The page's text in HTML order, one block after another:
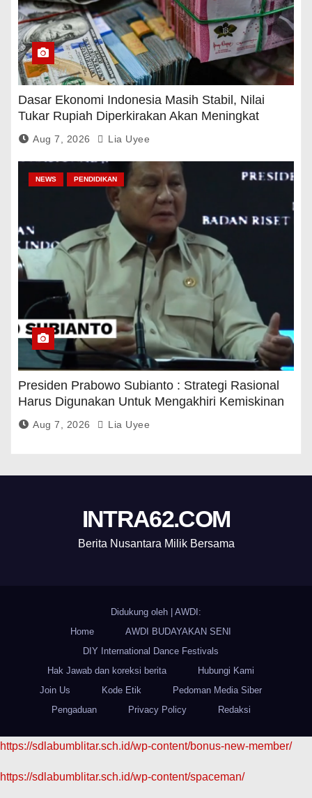
Dasar Ekonomi Indonesia Masih Stabil, Nilai
Tukar Rupiah Diperkirakan Akan Meningkat
Aug 7, 2026 Lia Uyee
NEWS PENDIDIKAN
Presiden Prabowo Subianto : Strategi Rasional
Harus Digunakan Untuk Mengakhiri Kemiskinan
Aug 7, 2026 Lia Uyee
INTRA62.COM
Berita Nusantara Milik Bersama
Didukung oleh
AWDI:
Home
AWDI BUDAYAKAN SENI
DIY International Dance Festivals
Hak Jawab dan koreksi berita
Hubungi Kami
Join Us
Kode Etik
Pedoman Media Siber
Pengaduan
Privacy Policy Redaksi
https://sdlabumblitar.sch.id/wp-content/bonus-new-member/
https://sdlabumblitar.sch.id/wp-content/spaceman/